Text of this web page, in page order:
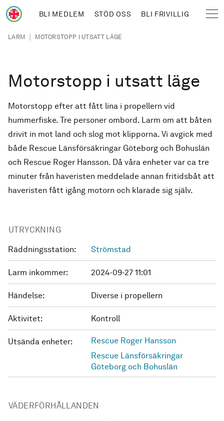
Hoppa till huvudinnehåll
BLI MEDLEM STÖD OSS BLI FRIVILLIG
Länkstig
LARM | MOTORSTOPP I UTSATT LÄGE
Motorstopp i utsatt läge
Motorstopp efter att fått lina i propellern vid
hummerfiske. Tre personer ombord. Larm om att båten
drivit in mot land och slog mot klipporna. Vi avgick med
både Rescue Länsförsäkringar Göteborg och Bohuslän
och Rescue Roger Hansson. Då våra enheter var ca tre
minuter från haveristen meddelade annan fritidsbåt att
haveristen fått igång motorn och klarade sig själv.
UTRYCKNING
Räddningsstation: Strömstad
Larm inkommer: 2024-09-27 11:01
Händelse: Diverse i propellern
Aktivitet: Kontroll
Utsända enheter:
Rescue Roger Hansson
Rescue Länsförsäkringar
Göteborg och Bohuslän
VÄDERFÖRHÅLLANDEN